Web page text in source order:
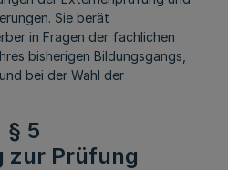
Sie berät
in Fragen der fachlichen
bisherigen Bildungsgangs,
bei der Wahl der
§ 5
zur Prüfung